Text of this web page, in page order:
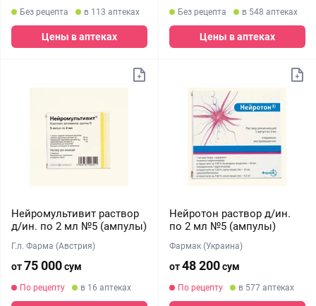
Без рецепта в 113 аптеках
Цены в аптеках
Без рецепта в 548 аптеках
Цены в аптеках
Нейромультивит раствор
д/ин. по 2 мл №5 (ампулы)
Г.л. Фарма (Австрия)
от75 000сум
По рецепту в 16 аптеках
Нейротон раствор д/ин.
по 2 мл №5 (ампулы)
Фармак (Украина)
от48 200сум
По рецепту в 577 аптеках